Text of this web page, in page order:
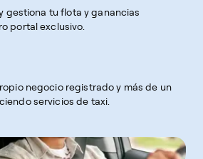
gestiona tu flota y ganancias
portal exclusivo.
negocio registrado y más de un
servicios de taxi.